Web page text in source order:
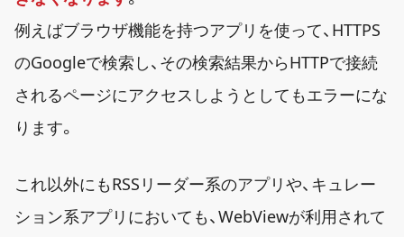
例えばブラウザ機能を持つアプリを使って、HTTPS
のGoogleで検索し、その検索結果からHTTPで接続
されるページにアクセスしようとしてもエラーにな
ります。
これ以外にもRSSリーダー系のアプリや、キュレー
ション系アプリにおいても、WebViewが利用されて